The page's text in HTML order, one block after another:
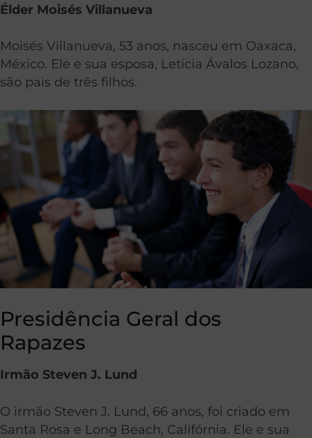
Élder Moisés Villanueva
Moisés Villanueva, 53 anos, nasceu em Oaxaca,
México. Ele e sua esposa, Leticia Ávalos Lozano,
são pais de três filhos.
Presidência Geral dos
Rapazes
Irmão Steven J. Lund
O irmão Steven J. Lund, 66 anos, foi criado em
Santa Rosa e Long Beach, Califórnia. Ele e sua